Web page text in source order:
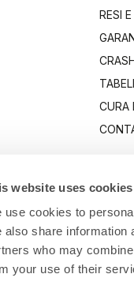
website uses cookies
use cookies to
also share information
who may
your use of their
RESI
CURA